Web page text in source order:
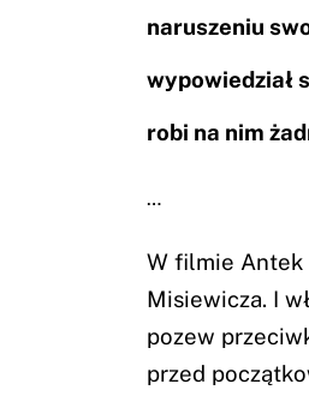
naruszeniu
wypowiedział
robi na nim
…
W filmie Antek
Misiewicza. I
pozew
przed